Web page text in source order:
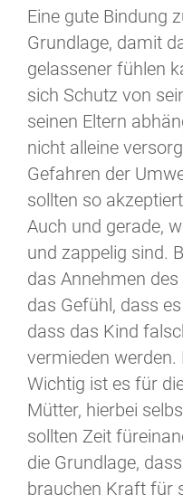
Eine gute Bindung
Grundlage, damit
gelassener fühlen
sich Schutz von
seinen Eltern
nicht alleine
Gefahren der
sollten so
Auch und gerade,
und zappelig sind.
das Annehmen
das Gefühl, dass
dass das Kind
vermieden
Wichtig ist es für
Mütter, hierbei
sollten Zeit
die Grundlage,
brauchen Kraft für